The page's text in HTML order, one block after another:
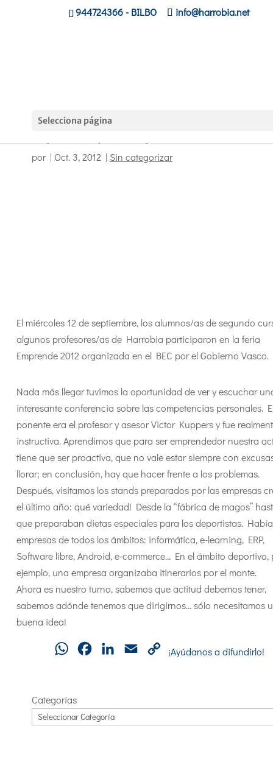
944724366- BILBO info@harrobia.net
Selecciona página
por | Oct. 3, 2012 | Sin categorizar
El miércoles 12 de septiembre, los alumnos/as de segundo
algunos profesores/as de Harrobia participaron en la feria
Emprende 2012 organizada en el BEC por el Gobierno Vasco.
Nada más llegar tuvimos la oportunidad de ver y escuchar
interesante conferencia sobre las competencias personales.
ponente era el profesor y asesor Victor Kuppers y fue
instructiva. Aprendimos que para ser emprendedor nuestra
tiene que ser proactiva, que no vale estar siempre con
llorar; en conclusión, hay que hacer frente a los problemas.
Después, visitamos los stands preparados por las empresas
el último año: qué variedad! Desde la “fábrica de magos”
que preparaban dietas especiales para los deportistas. Había
empresas de todos los ámbitos: informática, e-learning, ERP,
Software libre, Android, e-commerce… En el ámbito deportivo,
ejemplo, una empresa organizaba itinerarios por el monte.
Ahora es nuestro turno, sabemos que actitud debemos tener,
sabemos adónde tenemos que dirigirnos… sólo necesitamos
buena idea!
WhatsAppFacebookLinkedInEmail
Copy
¡Ayúdanos a difundirlo!
Categorías